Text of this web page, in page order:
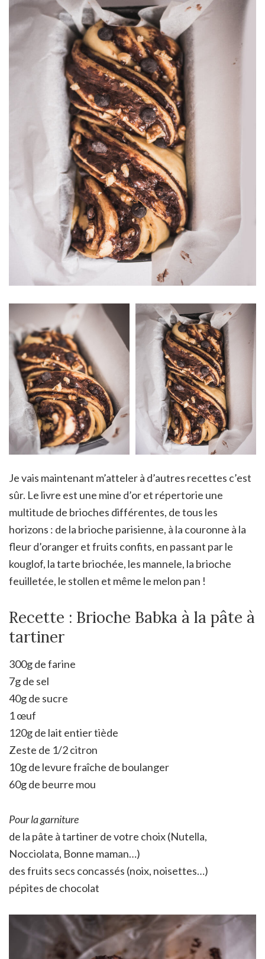
Je vais maintenant m’atteler à d’autres recettes c’est
sûr. Le livre est une mine d’or et répertorie une
multitude de brioches différentes, de tous les
horizons : de la brioche parisienne, à la couronne à la
fleur d’oranger et fruits confits, en passant par le
kouglof, la tarte briochée, les mannele, la brioche
feuilletée, le stollen et même le melon pan !
Recette : Brioche Babka à la pâte à
tartiner
300g de farine
7g de sel
40g de sucre
1 œuf
120g de lait entier tiède
Zeste de 1/2 citron
10g de levure fraîche de boulanger
60g de beurre mou
Pour la garniture
de la pâte à tartiner de votre choix (Nutella,
Nocciolata, Bonne maman…)
des fruits secs concassés (noix, noisettes…)
pépites de chocolat